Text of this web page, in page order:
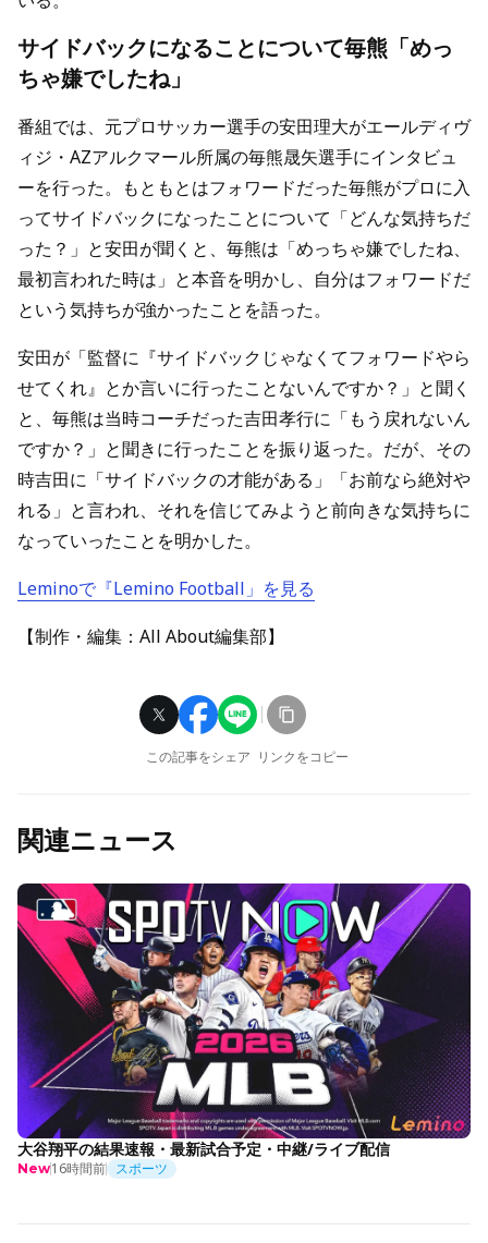
サイドバックになることについて毎熊「めっ
ちゃ嫌でしたね」
番組では、元プロサッカー選手の安田理大がエールディヴ
ィジ・AZアルクマール所属の毎熊晟矢選手にインタビュ
ーを行った。もともとはフォワードだった毎熊がプロに入
ってサイドバックになったことについて「どんな気持ちだ
った？」と安田が聞くと、毎熊は「めっちゃ嫌でしたね、
最初言われた時は」と本音を明かし、自分はフォワードだ
という気持ちが強かったことを語った。
安田が「監督に『サイドバックじゃなくてフォワードやら
せてくれ』とか言いに行ったことないんですか？」と聞く
と、毎熊は当時コーチだった吉田孝行に「もう戻れないん
ですか？」と聞きに行ったことを振り返った。だが、その
時吉田に「サイドバックの才能がある」「お前なら絶対や
れる」と言われ、それを信じてみようと前向きな気持ちに
なっていったことを明かした。
Leminoで『Lemino Football」を見る
【制作・編集：All About編集部】
この記事をシェア リンクをコピー
関連ニュース
大谷翔平の結果速報・最新試合予定・中継/ライブ配信
New16時間前 スポーツ